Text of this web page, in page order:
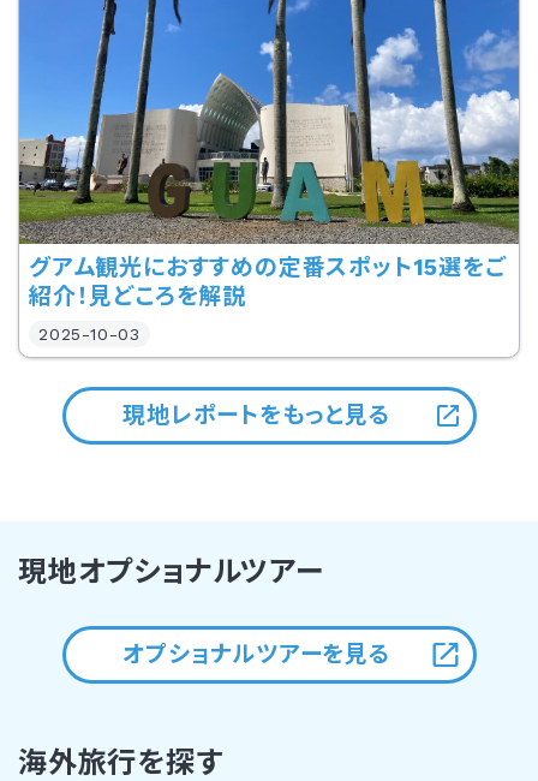
グアム観光におすすめの定番スポット15選をご
紹介！見どころを解説
2025-10-03
現地レポートをもっと見る
現地オプショナルツアー
オプショナルツアーを見る
海外旅行を探す